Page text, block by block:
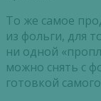
То же самое
из фольги, для
ни одной
можно снять с
готовкой